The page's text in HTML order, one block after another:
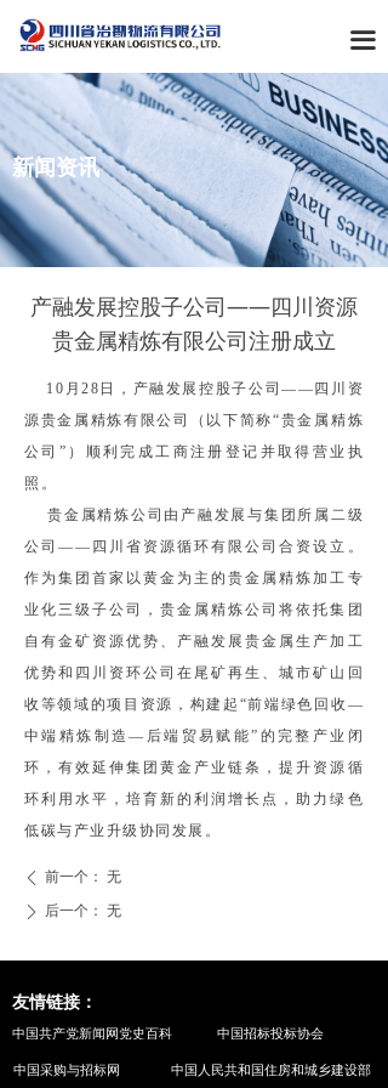
끀
首页
关于我们
产业概览
新闻资讯
党群工作
企业文化
产融发展控股子公司——四川资源
贵金属精炼有限公司注册成立
10 月28日，产融发展控股子公司——四川资
源贵金属精炼有限公司（以下简称“贵金属精炼
公司”）顺利完成工商注册登记并取得营业执
照。
贵金属精炼公司由产融发展与集团所属二级
公司——四川省资源循环有限公司合资设立。
作为集团首家以黄金为主的贵金属精炼加工专
业化三级子公司，贵金属精炼公司将依托集团
自有金矿资源优势、产融发展贵金属生产加工
优势和四川资环公司在尾矿再生、城市矿山回
收等领域的项目资源，构建起“前端绿色回收—
中端精炼制造—后端贸易赋能”的完整产业闭
环，有效延伸集团黄金产业链条，提升资源循
环利用水平，培育新的利润增长点，助力绿色
低碳与产业升级协同发展。
ꄴ 前一个： 无
ꄲ 后一个： 无
新闻资讯
友情链接：
中国共产党新闻网党史百科
中国招标投标协会
中国采购与招标网
中国人民共和国住房和城乡建设部